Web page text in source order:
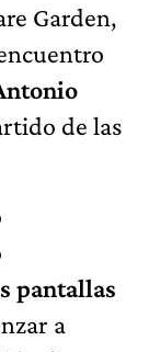
Garden,
de las
pantallas
a